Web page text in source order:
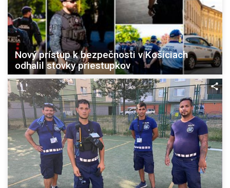
Nový prístup k bezpečnosti v Košiciach
odhalil stovky priestupkov